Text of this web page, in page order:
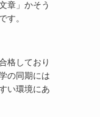
章」かそう
す。
格しており
の同期には
い環境にあ